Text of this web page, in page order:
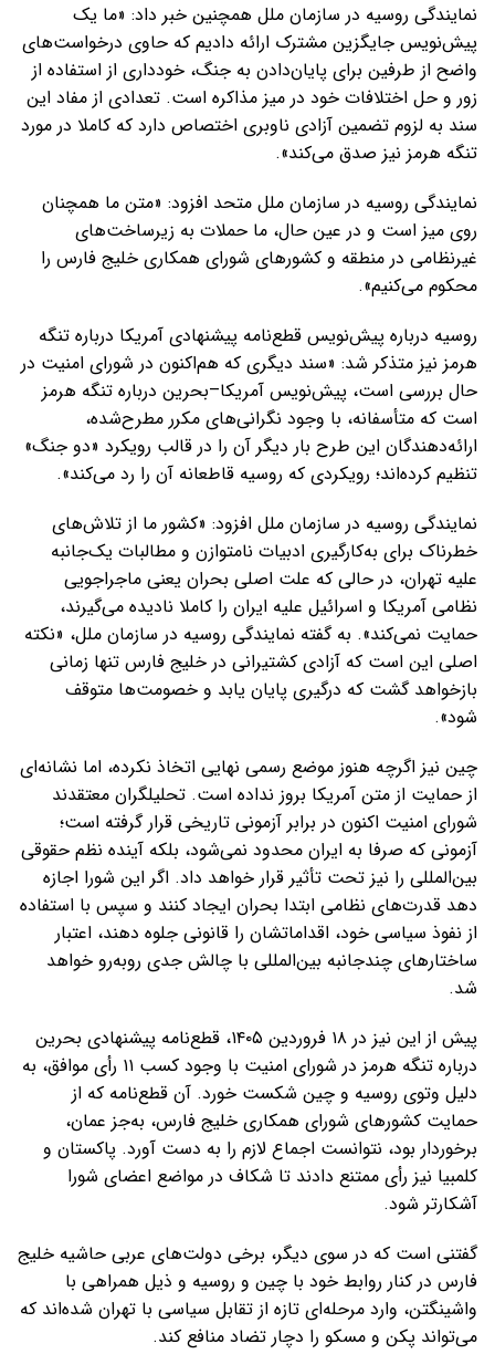
نمایندگی روسیه در سازمان ملل همچنین خبر داد: «ما یک
پیش‌نویس جایگزین مشترک ارائه دادیم که حاوی درخواست‌های
واضح از طرفین برای پایان‌دادن به جنگ، خودداری از استفاده از
زور و حل اختلافات خود در میز مذاکره است. تعدادی از مفاد این
سند به لزوم تضمین آزادی ناوبری اختصاص دارد که کاملا در مورد
تنگه هرمز نیز صدق می‌کند».
نمایندگی روسیه در سازمان ملل متحد افزود: «متن ما همچنان
روی میز است و در عین حال، ما حملات به زیرساخت‌های
غیرنظامی در منطقه و کشورهای شورای همکاری خلیج فارس را
محکوم می‌کنیم».
روسیه درباره پیش‌نویس قطع‌نامه پیشنهادی آمریکا درباره تنگه
هرمز نیز متذکر شد: «سند دیگری که هم‌اکنون در شورای امنیت در
حال بررسی است، پیش‌نویس آمریکا–بحرین درباره تنگه هرمز
است که متأسفانه، با وجود نگرانی‌های مکرر مطرح‌شده،
ارائه‌دهندگان این طرح بار دیگر آن را در قالب رویکرد «دو جنگ»
تنظیم کرده‌اند؛ رویکردی که روسیه قاطعانه آن را رد می‌کند».
نمایندگی روسیه در سازمان ملل افزود: «کشور ما از تلاش‌های
خطرناک برای به‌کارگیری ادبیات نامتوازن و مطالبات یک‌جانبه
علیه تهران، در حالی که علت اصلی بحران یعنی ماجراجویی
نظامی آمریکا و اسرائیل علیه ایران را کاملا نادیده می‌گیرند،
حمایت نمی‌کند». به گفته نمایندگی روسیه در سازمان ملل، «نکته
اصلی این است که آزادی کشتیرانی در خلیج فارس تنها زمانی
بازخواهد گشت که درگیری پایان یابد و خصومت‌ها متوقف
شود».
چین نیز اگرچه هنوز موضع رسمی نهایی اتخاذ نکرده، اما نشانه‌ای
از حمایت از متن آمریکا بروز نداده است. تحلیلگران معتقدند
شورای امنیت اکنون در برابر آزمونی تاریخی قرار گرفته است؛
آزمونی که صرفا به ایران محدود نمی‌شود، بلکه آینده نظم حقوقی
بین‌المللی را نیز تحت تأثیر قرار خواهد داد. اگر این شورا اجازه
دهد قدرت‌های نظامی ابتدا بحران ایجاد کنند و سپس با استفاده
از نفوذ سیاسی خود، اقداماتشان را قانونی جلوه دهند، اعتبار
ساختارهای چندجانبه بین‌المللی با چالش جدی روبه‌رو خواهد
شد.
پیش از این نیز در ۱۸ فروردین ۱۴۰۵، قطع‌نامه پیشنهادی بحرین
درباره تنگه هرمز در شورای امنیت با وجود کسب ۱۱ رأی موافق، به
دلیل وتوی روسیه و چین شکست خورد. آن قطع‌نامه که از
حمایت کشورهای شورای همکاری خلیج فارس، به‌جز عمان،
برخوردار بود، نتوانست اجماع لازم را به دست آورد. پاکستان و
کلمبیا نیز رأی ممتنع دادند تا شکاف در مواضع اعضای شورا
آشکارتر شود.
گفتنی است که در سوی دیگر، برخی دولت‌های عربی حاشیه خلیج
فارس در کنار روابط خود با چین و روسیه و ذیل همراهی با
واشینگتن، وارد مرحله‌ای تازه از تقابل سیاسی با تهران شده‌اند که
می‌تواند پکن و مسکو را دچار تضاد منافع کند.